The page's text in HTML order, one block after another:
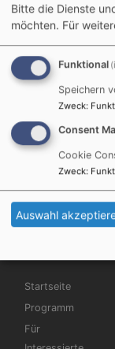
Bitte geben Sie
Internetadressen
Hauptnavigation
Startseite
Programm
Für
Bitte die Dienste
möchten. Für
Funktional
Speichern
Zweck:
Consent
Cookie
Zweck:
Auswahl